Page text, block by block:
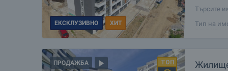
ЕКСКЛУЗИВНО ХИТ
Търсите
Building 7
Тип на
ПРОДАЖБА